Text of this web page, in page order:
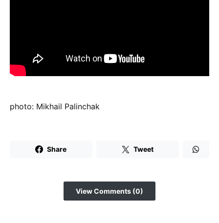
photo: Mikhail Palinchak
Share Tweet
View Comments (0)